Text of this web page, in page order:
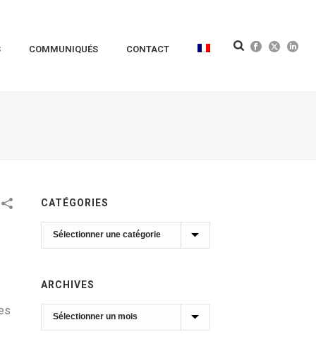
COMMUNIQUÉS CONTACT
CATÉGORIES
Catégories
ARCHIVES
Archives